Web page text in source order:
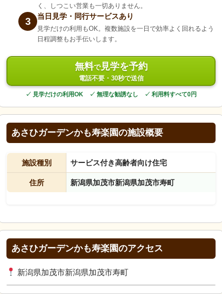
く、しつこい営業も一切ありません。
3 当日見学・同行サービスあり
見学だけの利用もOK。複数施設を一日で効率よく回れるよう
日程調整もお手伝いします。
無料で見学を予約
電話不要・30秒で送信
✓ 見学だけの利用OK ✓ 無理な勧誘なし ✓ 利用料すべて0円
あさひガーデンかも寿楽園の施設概要
施設種別 サービス付き高齢者向け住宅
住所 新潟県加茂市新潟県加茂市寿町
あさひガーデンかも寿楽園のアクセス
新潟県加茂市新潟県加茂市寿町